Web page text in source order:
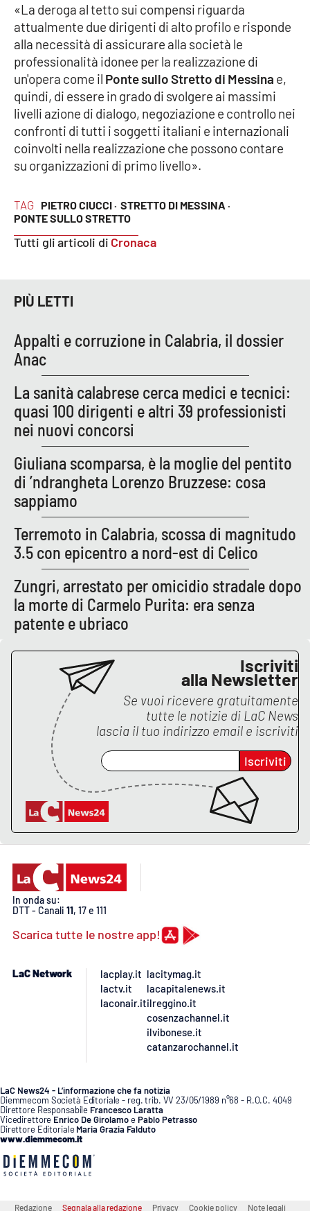
TAG PIETRO CIUCCI · STRETTO DI MESSINA ·
PONTE SULLO STRETTO
Tutti gli articoli di Cronaca
«La deroga al tetto sui compensi riguarda
attualmente due dirigenti di alto profilo e risponde
alla necessità di assicurare alla società le
professionalità idonee per la realizzazione di
un'opera come il Ponte sullo Stretto di Messina e,
quindi, di essere in grado di svolgere ai massimi
livelli azione di dialogo, negoziazione e controllo nei
confronti di tutti i soggetti italiani e internazionali
coinvolti nella realizzazione che possono contare
su organizzazioni di primo livello».
PIÙ LETTI
Appalti e corruzione in Calabria, il dossier
Anac
La sanità calabrese cerca medici e tecnici:
quasi 100 dirigenti e altri 39 professionisti
nei nuovi concorsi
Giuliana scomparsa, è la moglie del pentito
di ’ndrangheta Lorenzo Bruzzese: cosa
sappiamo
Terremoto in Calabria, scossa di magnitudo
3.5 con epicentro a nord-est di Celico
Zungri, arrestato per omicidio stradale dopo
la morte di Carmelo Purita: era senza
patente e ubriaco
Iscriviti
alla Newsletter
Se vuoi ricevere gratuitamente
tutte le notizie di LaC News
lascia il tuo indirizzo email e iscriviti
Iscriviti
In onda su:
DTT - Canali 11, 17 e 111
Scarica tutte le nostre app!
LaC Network
lacplay.it
lactv.it
laconair.it
lacitymag.it
lacapitalenews.it
ilreggino.it
cosenzachannel.it
ilvibonese.it
catanzarochannel.it
LaC News24 - L’informazione che fa notizia
Diemmecom Società Editoriale - reg. trib. VV 23/05/1989 n°68 - R.O.C. 4049
Direttore Responsabile Francesco Laratta
Vicedirettore Enrico De GirolamoePablo Petrasso
Direttore Editoriale Maria Grazia Falduto
www.diemmecom.it
Redazione Segnala alla redazione Privacy Cookie policy Note legali